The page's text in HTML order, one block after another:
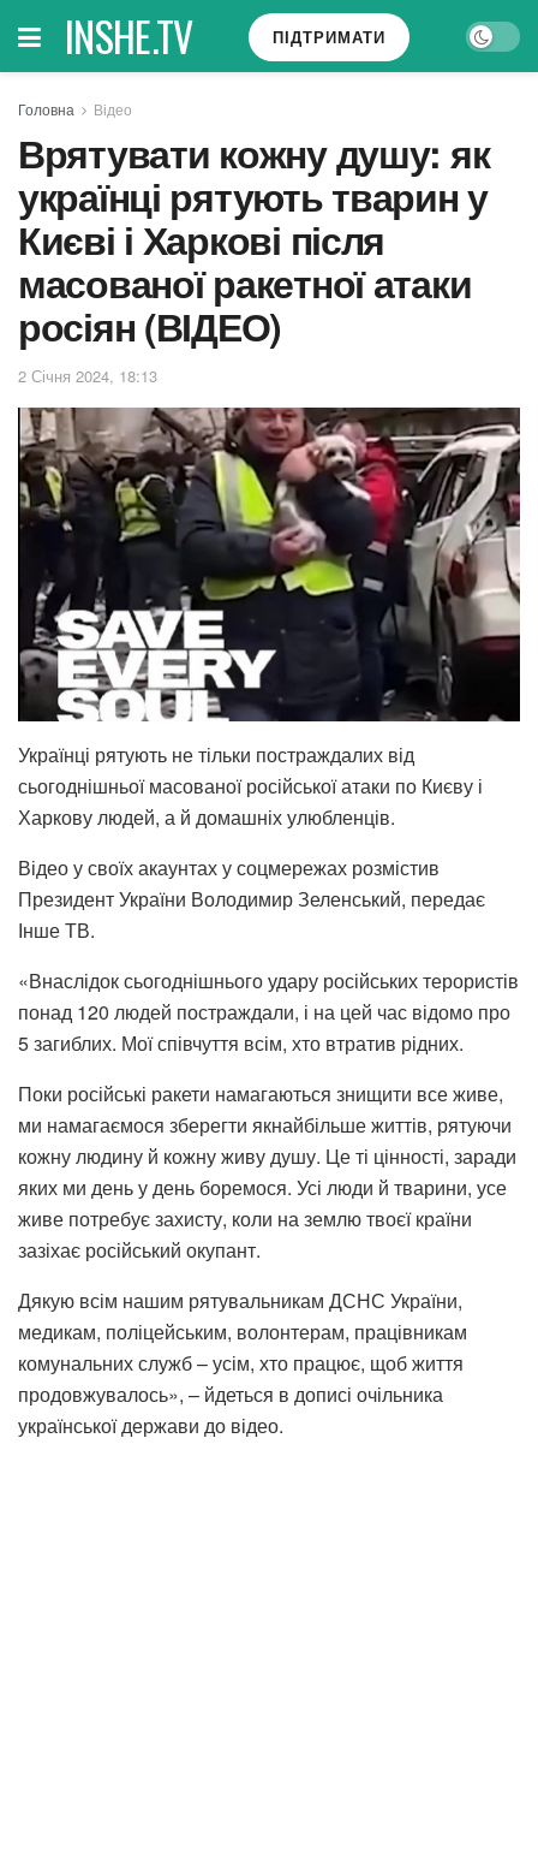
INSHE.TV ПІДТРИМАТИ
Головна Відео
Врятувати кожну душу: як
українці рятують тварин у
Києві і Харкові після
масованої ракетної атаки
росіян (ВІДЕО)
2 Січня 2024, 18:13
Українці рятують не тільки постраждалих від
сьогоднішньої масованої російської атаки по Києву і
Харкову людей, а й домашніх улюбленців.
Відео у своїх акаунтах у соцмережах розмістив
Президент України Володимир Зеленський, передає
Інше ТВ.
«Внаслідок сьогоднішнього удару російських терористів
понад 120 людей постраждали, і на цей час відомо про
5 загиблих. Мої співчуття всім, хто втратив рідних.
Поки російські ракети намагаються знищити все живе,
ми намагаємося зберегти якнайбільше життів, рятуючи
кожну людину й кожну живу душу. Це ті цінності, заради
яких ми день у день боремося. Усі люди й тварини, усе
живе потребує захисту, коли на землю твоєї країни
зазіхає російський окупант.
Дякую всім нашим рятувальникам ДСНС України,
медикам, поліцейським, волонтерам, працівникам
комунальних служб – усім, хто працює, щоб життя
продовжувалось», – йдеться в дописі очільника
української держави до відео.